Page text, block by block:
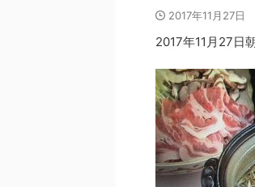
2017年11月27日
2017年11月27日